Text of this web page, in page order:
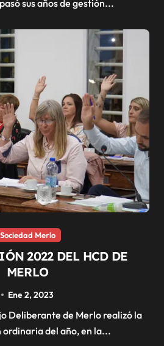
sus años de gestión...
Sociedad Merlo
2022 DEL HCD DE
MERLO
Ene 2, 2023
ordinaria del año, en la...